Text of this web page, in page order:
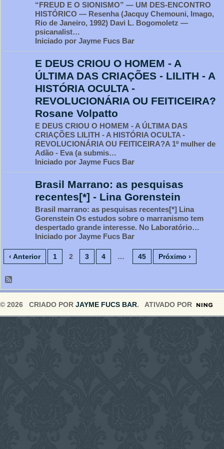
“FREUD E O SIONISMO” — UM DES-ENCONTRO
HISTÓRICO — Resenha (Jacquy Chemouni, Imago,
Rio de Janeiro, 1992) Davi L. Bogomoletz —
psicanalist…
Iniciado por Jayme Fucs Bar
E DEUS CRIOU O HOMEM - A
ÚLTIMA DAS CRIAÇÕES - LILITH - A
HISTÓRIA OCULTA -
REVOLUCIONÁRIA OU FEITICEIRA?
Rosane Volpatto
E DEUS CRIOU O HOMEM - A ÚLTIMA DAS
CRIAÇÕES LILITH - A HISTÓRIA OCULTA -
REVOLUCIONÁRIA OU FEITICEIRA?A 1º mulher de
Adão - Eva (a submis…
Iniciado por Jayme Fucs Bar
Brasil Marrano: as pesquisas
recentes[*] - Lina Gorenstein
Brasil marrano: as pesquisas recentes[*] Lina
Gorenstein Os estudos sobre o marranismo tem
despertado grande interesse. No Laboratório…
Iniciado por Jayme Fucs Bar
‹ Anterior 1 2 3 4 … 45 Próximo ›
© 2026 CRIADO POR JAYME FUCS BAR. ATIVADO POR